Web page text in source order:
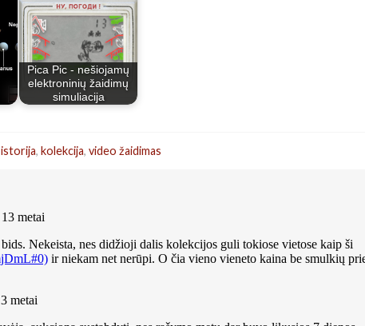
Pica Pic - nešiojamų
elektroninių žaidimų
simuliacija
istorija, kolekcija, video žaidimas